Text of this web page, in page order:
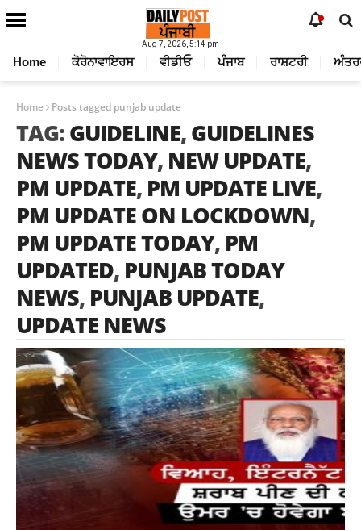
Aug 7, 2026, 5:14 pm
Home ਕੋਰੋਨਾਵਾਇਰਸ ਵੀਡੀਓ ਪੰਜਾਬ ਰਾਸ਼ਟਰੀ
Home Posts tagged punjab update
TAG:GUIDELINE,GUIDELINES
NEWS TODAY, NEW UPDATE,
PM UPDATE, PM UPDATE LIVE,
PM UPDATE ON LOCKDOWN,
PM UPDATE TODAY, PM
UPDATED, PUNJAB TODAY
NEWS, PUNJAB UPDATE,
UPDATE NEWS